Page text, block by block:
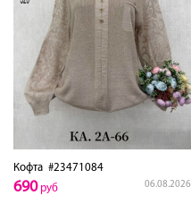
Кофта #23471084
06.08.2026
690руб